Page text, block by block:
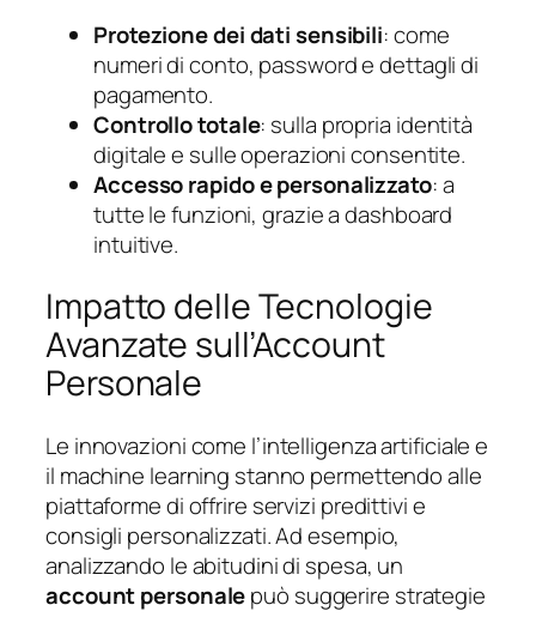
Protezione dei dati sensibili: come
numeri di conto, password e dettagli di
pagamento.
Controllo totale: sulla propria identità
digitale e sulle operazioni consentite.
Accesso rapido e personalizzato: a
tutte le funzioni, grazie a dashboard
intuitive.
Impatto delle Tecnologie
Avanzate sull’Account
Personale
Le innovazioni come l’intelligenza artificiale e
il machine learning stanno permettendo alle
piattaforme di offrire servizi predittivi e
consigli personalizzati. Ad esempio,
analizzando le abitudini di spesa, un
account personalepuò suggerire strategie